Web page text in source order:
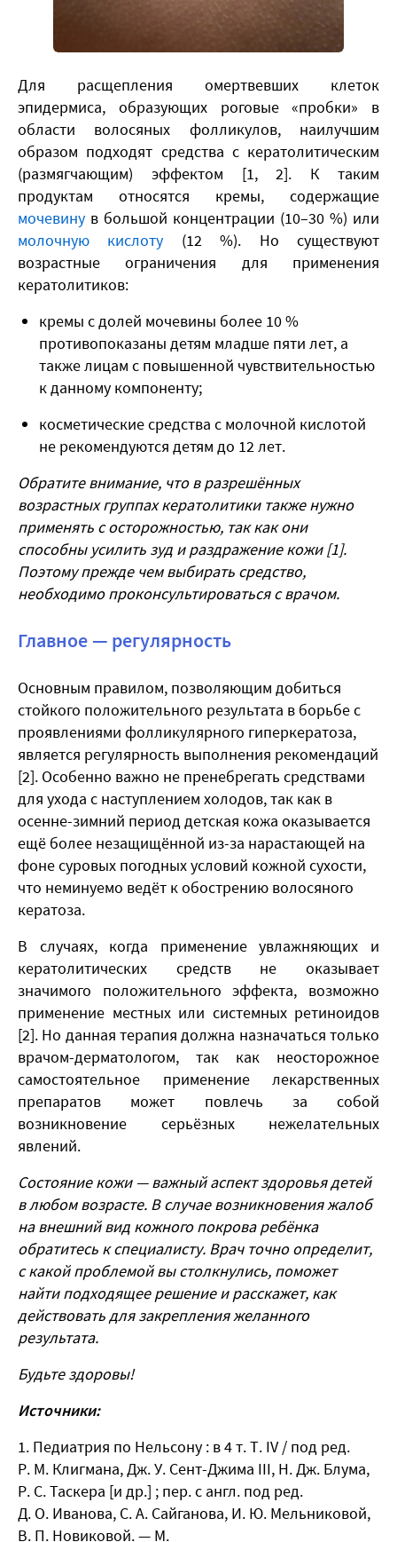
​Для расщепления омертвевших клеток
эпидермиса, образующих роговые «пробки» в
области волосяных фолликулов, наилучшим
образом подходят средства с кератолитическим
(размягчающим) эффектом [1, 2]. К таким
продуктам относятся кремы, содержащие
мочевину в большой концентрации (10–30 %) или
молочную кислоту (12 %). Но существуют
возрастные ограничения для применения
кератолитиков:
кремы с долей мочевины более 10 %
противопоказаны детям младше пяти лет, а
также лицам с повышенной чувствительностью
к данному компоненту;
косметические средства с молочной кислотой
не рекомендуются детям до 12 лет.
Обратите внимание, что в разрешённых
возрастных группах кератолитики также нужно
применять с осторожностью, так как они
способны усилить зуд и раздражение кожи [1].
Поэтому прежде чем выбирать средство,
необходимо проконсультироваться с врачом.
Главное — регулярность
Основным правилом, позволяющим добиться
стойкого положительного результата в борьбе с
проявлениями фолликулярного гиперкератоза,
является регулярность выполнения рекомендаций
[2]. Особенно важно не пренебрегать средствами
для ухода с наступлением холодов, так как в
осенне-зимний период детская кожа оказывается
ещё более незащищённой из-за нарастающей на
фоне суровых погодных условий кожной сухости,
что неминуемо ведёт к обострению волосяного
кератоза.
​В случаях, когда применение увлажняющих и
кератолитических средств не оказывает
значимого положительного эффекта, возможно
применение местных или системных ретиноидов
[2]. Но данная терапия должна назначаться только
врачом-дерматологом, так как неосторожное
самостоятельное применение лекарственных
препаратов может повлечь за собой
возникновение серьёзных нежелательных
явлений.
Состояние кожи — важный аспект здоровья детей
в любом возрасте. В случае возникновения жалоб
на внешний вид кожного покрова ребёнка
обратитесь к специалисту. Врач точно определит,
с какой проблемой вы столкнулись, поможет
найти подходящее решение и расскажет, как
действовать для закрепления желанного
результата.
Будьте здоровы!
Источники:
Педиатрия по Нельсону : в 4 т. Т. ІV / под ред.
Р. М. Клигмана, Дж. У. Сент-Джима ІІІ, Н. Дж. Блума,
Р. С. Таскера [и др.] ; пер. с англ. под ред.
Д. О. Иванова, С. А. Сайганова, И. Ю. Мельниковой,
В. П. Новиковой. — М.